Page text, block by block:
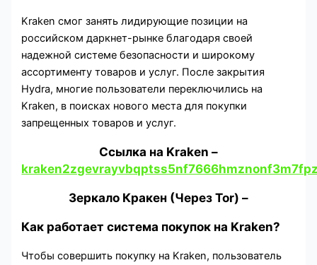
Kraken смог занять лидирующие позиции на
российском даркнет-рынке благодаря своей
надежной системе безопасности и широкому
ассортименту товаров и услуг. После закрытия
Hydra, многие пользователи переключились на
Kraken, в поисках нового места для покупки
запрещенных товаров и услуг.
Cсылка на Kraken –
Зеркало Кракен (Через Tor) –
Как работает система покупок на Kraken?
Чтобы совершить покупку на Kraken, пользователь